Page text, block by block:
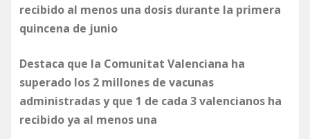
recibido al menos una dosis durante la primera
quincena de junio
Destaca que la Comunitat Valenciana ha
superado los 2 millones de vacunas
administradas y que 1 de cada 3 valencianos ha
recibido ya al menos una